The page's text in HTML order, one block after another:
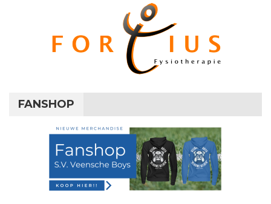
FANSHOP